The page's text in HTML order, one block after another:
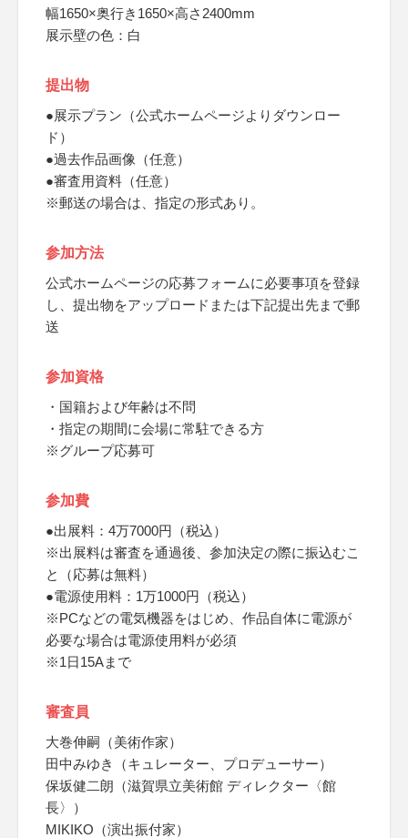
幅1650×奥行き1650×高さ2400mm
展示壁の色：白
提出物
●展示プラン（公式ホームページよりダウンロー
ド）
●過去作品画像（任意）
●審査用資料（任意）
※郵送の場合は、指定の形式あり。
参加方法
公式ホームページの応募フォームに必要事項を登録
し、提出物をアップロードまたは下記提出先まで郵
送
参加資格
・国籍および年齢は不問
・指定の期間に会場に常駐できる方
※グループ応募可
参加費
●出展料：4万7000円（税込）
※出展料は審査を通過後、参加決定の際に振込むこ
と（応募は無料）
●電源使用料：1万1000円（税込）
※PCなどの電気機器をはじめ、作品自体に電源が
必要な場合は電源使用料が必須
※1日15Aまで
審査員
大巻伸嗣（美術作家）
田中みゆき（キュレーター、プロデューサー）
保坂健二朗（滋賀県立美術館 ディレクター〈館
長〉）
MIKIKO（演出振付家）